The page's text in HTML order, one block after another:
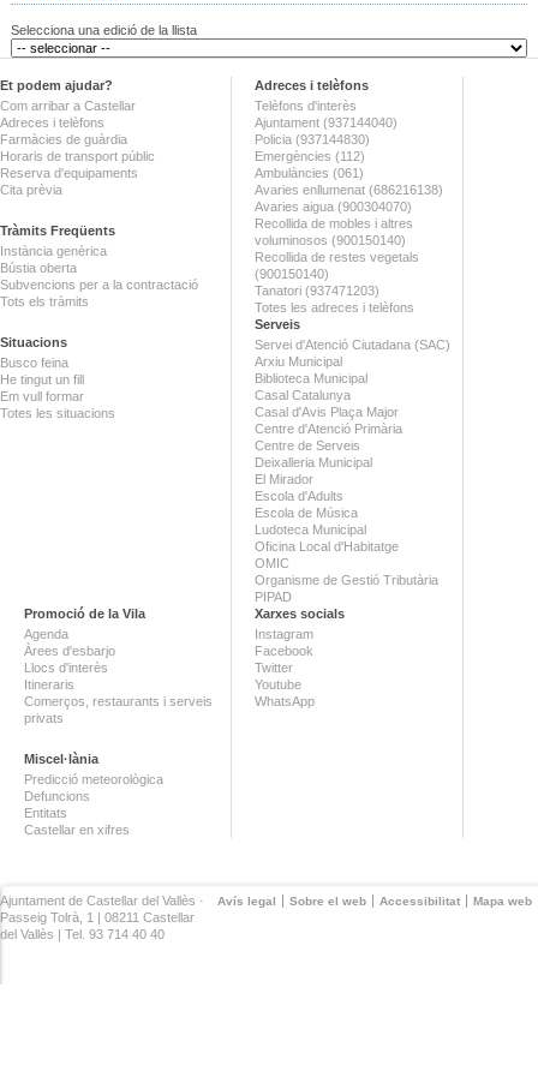
Selecciona una edició de la llista
Et podem ajudar?
Com arribar a Castellar
Adreces i telèfons
Farmàcies de guàrdia
Horaris de transport públic
Reserva d'equipaments
Cita prèvia
Tràmits Freqüents
Instància genèrica
Bústia oberta
Subvencions per a la contractació
Tots els tràmits
Situacions
Busco feina
He tingut un fill
Em vull formar
Totes les situacions
Adreces i telèfons
Telèfons d'interès
Ajuntament (937144040)
Policia (937144830)
Emergències (112)
Ambulàncies (061)
Avaries enllumenat (686216138)
Avaries aigua (900304070)
Recollida de mobles i altres
voluminosos (900150140)
Recollida de restes vegetals
(900150140)
Tanatori (937471203)
Totes les adreces i telèfons
Serveis
Servei d'Atenció Ciutadana (SAC)
Arxiu Municipal
Biblioteca Municipal
Casal Catalunya
Casal d'Avis Plaça Major
Centre d'Atenció Primària
Centre de Serveis
Deixalleria Municipal
El Mirador
Escola d'Adults
Escola de Música
Ludoteca Municipal
Oficina Local d'Habitatge
OMIC
Organisme de Gestió Tributària
PIPAD
Promoció de la Vila
Agenda
Àrees d'esbarjo
Llocs d'interès
Itineraris
Comerços, restaurants i serveis
privats
Miscel·lània
Predicció meteorològica
Defuncions
Entitats
Castellar en xifres
Xarxes socials
Instagram
Facebook
Twitter
Youtube
WhatsApp
Avís legal Sobre el web Accessibilitat Mapa web
Ajuntament de Castellar del Vallès ·
Passeig Tolrà, 1 | 08211 Castellar
del Vallès | Tel. 93 714 40 40